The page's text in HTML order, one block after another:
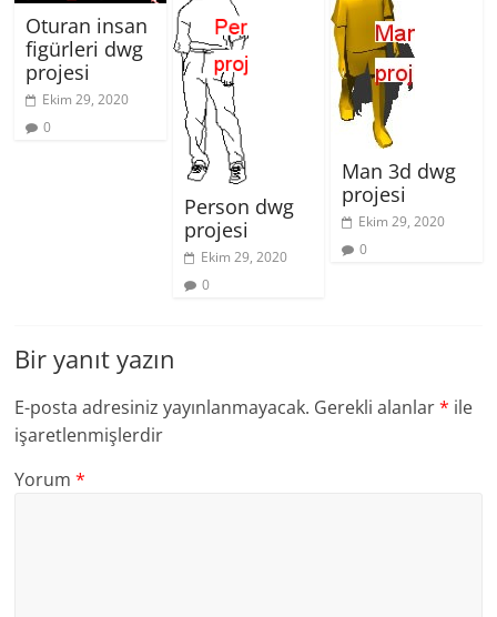
Oturan insan
figürleri dwg
projesi
Ekim 29, 2020
0
Person dwg
projesi
Ekim 29, 2020
0
Man 3d dwg
projesi
Ekim 29, 2020
0
Bir yanıt yazın
E-posta adresiniz yayınlanmayacak. Gerekli alanlar* ile
işaretlenmişlerdir
Yorum*